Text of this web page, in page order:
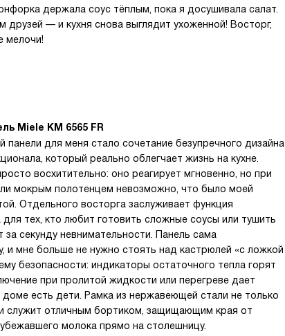
держала соус тёплым, пока я досушивала салат.
— и кухня снова выглядит ухоженной! Восторг,
мелочи!
Miele KM 6565 FR
для меня стало сочетание безупречного дизайна
который реально облегчает жизнь на кухне.
восхитительно: оно реагирует мгновенно, но при
мокрым полотенцем невозможно, что было моей
Отдельного восторга заслуживает функция
тех, кто любит готовить сложные соусы или тушить
секунду невнимательности. Панель сама
и мне больше не нужно стоять над кастрюлей «с ложкой
безопасности: индикаторы остаточного тепла горят
при пролитой жидкости или перегреве дает
есть дети. Рамка из нержавеющей стали не только
служит отличным бортиком, защищающим края от
молока прямо на столешницу.